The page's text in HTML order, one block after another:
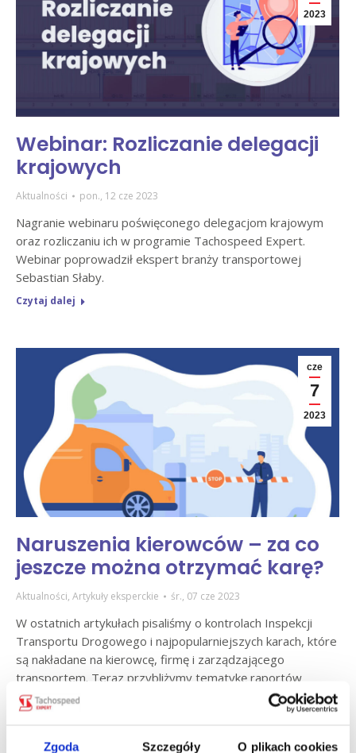
Zgoda Szczegóły O plikach cookies
2023
Webinar: Rozliczanie delegacji
krajowych
Aktualności pon., 12 cze 2023
Nagranie webinaru poświęconego delegacjom krajowym
oraz rozliczaniu ich w programie Tachospeed Expert.
Webinar poprowadził ekspert branży transportowej
Sebastian Słaby.
Czytaj dalej
cze
7
2023
Naruszenia kierowców – za co
jeszcze można otrzymać karę?
Aktualności, Artykuły eksperckie śr., 07 cze 2023
W ostatnich artykułach pisaliśmy o kontrolach Inspekcji
Transportu Drogowego i najpopularniejszych karach, które
są nakładane na kierowcę, firmę i zarządzającego
transportem. Teraz przybliżymy tematykę raportów
kontrolnych czasu pracy, czyli zestawieniu pięciu kar, które
mogą się nam przydarzyć.